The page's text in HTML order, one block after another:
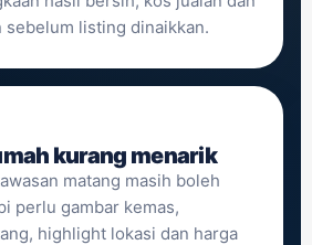
sebelum listing dinaikkan.
kurang menarik
matang masih boleh
perlu gambar kemas,
highlight lokasi dan harga